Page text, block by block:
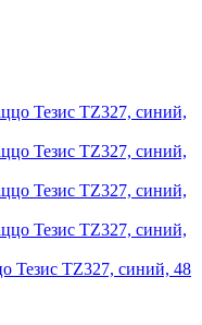
Тезис TZ327, синий, 48